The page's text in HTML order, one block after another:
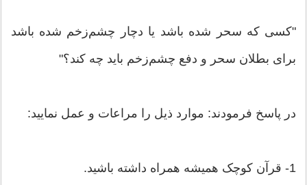
"کسی که سحر شده باشد یا دچار چشم‌زخم شده باشد
برای بطلان سحر و دفع چشم‌زخم باید چه کند؟"
در پاسخ فرمودند: موارد ذیل را مراعات و عمل نمایید:
1- قرآن کوچک همیشه همراه داشته باشید.